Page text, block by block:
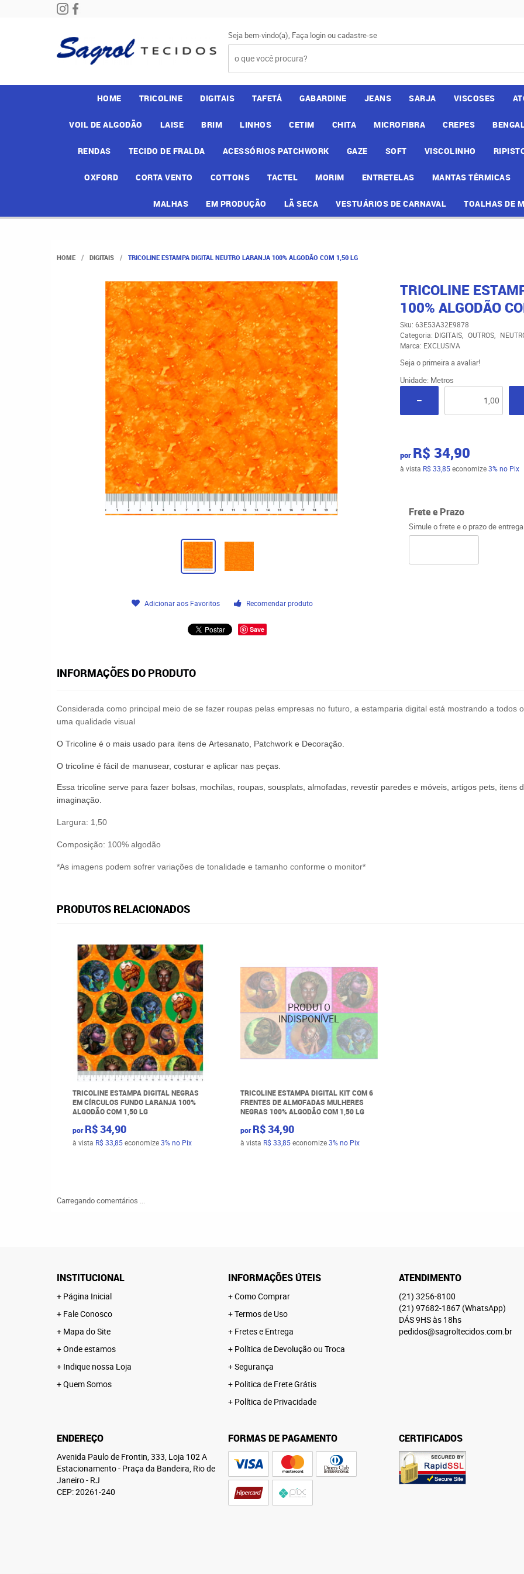
Seja bem-vindo(a), Faça loginoucadastre-se
HOME TRICOLINE DIGITAIS TAFETÁ GABARDINE JEANS SARJA VISCOSES
VOIL DE ALGODÃO LAISE BRIM LINHOS CETIM CHITA MICROFIBRA CREPES
RENDAS TECIDO DE FRALDA ACESSÓRIOS PATCHWORK GAZE SOFT VISCOLINHO
OXFORD CORTA VENTO COTTONS TACTEL MORIM ENTRETELAS MANTAS TÉRMICAS
MALHAS EM PRODUÇÃO LÃ SECA VESTUÁRIOS DE CARNAVAL TOALHAS DE
HOME DIGITAIS TRICOLINE ESTAMPA DIGITAL NEUTRO LARANJA 100% ALGODÃO COM 1,50 LG
Adicionar aos Favoritos Recomendar produto
Save
TRICOLINE
100% ALGODÃO
Sku: 63E53A32E9878
Categoria: DIGITAIS OUTROS
Marca: EXCLUSIVA
Seja o primeira a avaliar!
Unidade: Metros
por R$ 34,90
à vista R$ 33,85economize3% no Pix
Frete e Prazo
Simule o frete e o prazo de
INFORMAÇÕES DO PRODUTO
Considerada como principal meio de se fazer roupas pelas empresas no futuro, a estamparia digital está mostrando a todos
uma qualidade visual
O Tricoline é o mais usado para itens de Artesanato Patchwork e Decoração
O tricoline é fácil de manusear, costurar e aplicar nas peças.
Essa tricoline serve para fazer bolsas, mochilas, roupas, sousplats, almofadas, revestir paredes e móveis, artigos pets, itens
imaginação.
Largura: 1,50
Composição: 100% algodão
*As imagens podem sofrer variações de tonalidade e tamanho conforme o monitor*
PRODUTOS RELACIONADOS
TRICOLINE ESTAMPA DIGITAL NEGRAS
EM CÍRCULOS FUNDO LARANJA 100%
ALGODÃO COM 1,50 LG
por R$ 34,90
à vista R$ 33,85economize3% no Pix
TRICOLINE ESTAMPA DIGITAL KIT COM 6
FRENTES DE ALMOFADAS MULHERES
NEGRAS 100% ALGODÃO COM 1,50 LG
por R$ 34,90
à vista R$ 33,85economize3%no Pix
Carregando comentários ...
INSTITUCIONAL
Página Inicial
Fale Conosco
Mapa do Site
Onde estamos
Indique nossa Loja
Quem Somos
INFORMAÇÕES ÚTEIS
Como Comprar
Termos de Uso
Fretes e Entrega
Política de Devolução ou Troca
Segurança
Politica de Frete Grátis
Política de Privacidade
ATENDIMENTO
(21) 3256-8100
(21) 97682-1867 (WhatsApp)
DÁS 9HS às 18hs
pedidos@sagroltecidos.com.br
ENDEREÇO
Avenida Paulo de Frontin, 333, Loja 102 A
Estacionamento- Praça da Bandeira, Rio de
Janeiro- RJ
CEP: 20261-240
FORMAS DE PAGAMENTO CERTIFICADOS